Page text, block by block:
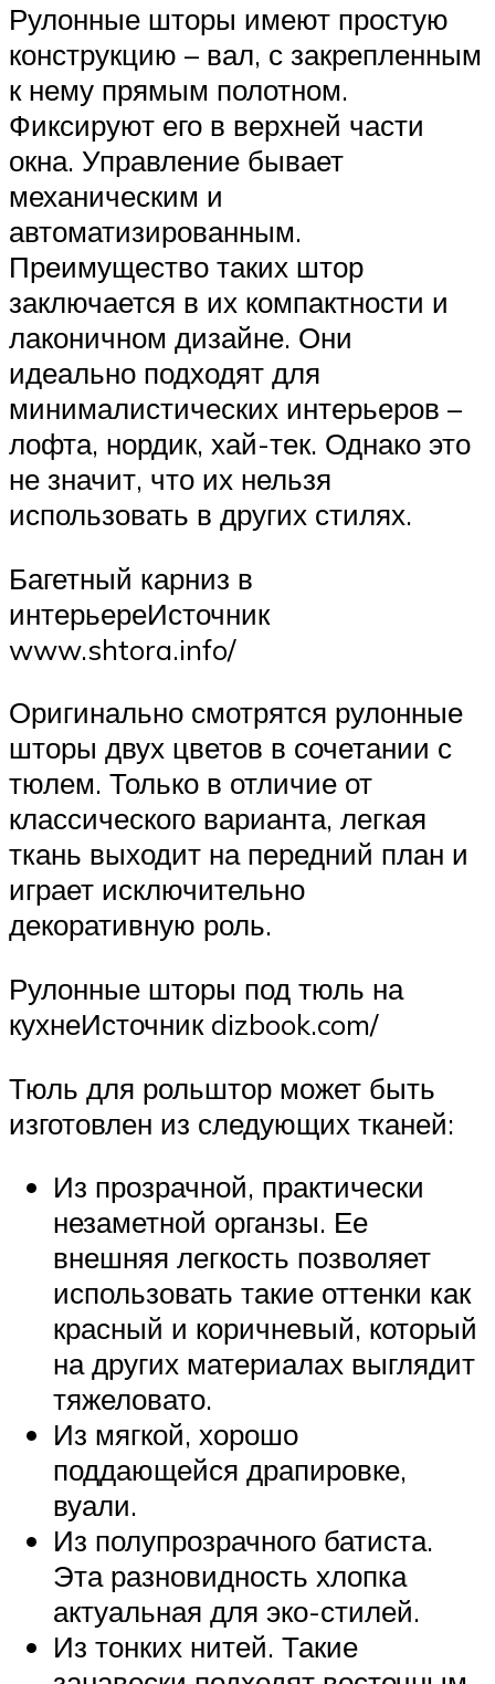
Рулонные шторы имеют простую
конструкцию – вал, с закрепленным
к нему прямым полотном.
Фиксируют его в верхней части
окна. Управление бывает
механическим и
автоматизированным.
Преимущество таких штор
заключается в их компактности и
лаконичном дизайне. Они
идеально подходят для
минималистических интерьеров –
лофта, нордик, хай-тек. Однако это
не значит, что их нельзя
использовать в других стилях.
Багетный карниз в
интерьереИсточник
www.shtora.info/
Оригинально смотрятся рулонные
шторы двух цветов в сочетании с
тюлем. Только в отличие от
классического варианта, легкая
ткань выходит на передний план и
играет исключительно
декоративную роль.
Рулонные шторы под тюль на
кухнеИсточник dizbook.com/
Тюль для рольштор может быть
изготовлен из следующих тканей:
Из прозрачной, практически
незаметной органзы. Ее
внешняя легкость позволяет
использовать такие оттенки как
красный и коричневый, который
на других материалах выглядит
тяжеловато.
Из мягкой, хорошо
поддающейся драпировке,
вуали.
Из полупрозрачного батиста.
Эта разновидность хлопка
актуальная для эко-стилей.
Из тонких нитей. Такие